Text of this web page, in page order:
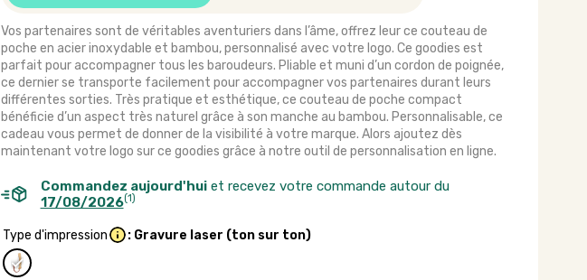
Vos partenaires sont de véritables aventuriers dans l’âme, offrez leur ce couteau de
poche en acier inoxydable et bambou, personnalisé avec votre logo. Ce goodies est
parfait pour accompagner tous les baroudeurs. Pliable et muni d’un cordon de poignée,
ce dernier se transporte facilement pour accompagner vos partenaires durant leurs
différentes sorties. Très pratique et esthétique, ce couteau de poche compact
bénéficie d’un aspect très naturel grâce à son manche au bambou. Personnalisable, ce
cadeau vous permet de donner de la visibilité à votre marque. Alors ajoutez dès
maintenant votre logo sur ce goodies grâce à notre outil de personnalisation en ligne.
Commandez aujourd'huiet recevez votre commande autour du
17/08/2026(1)
Type d'impression : Gravure laser (ton sur ton)